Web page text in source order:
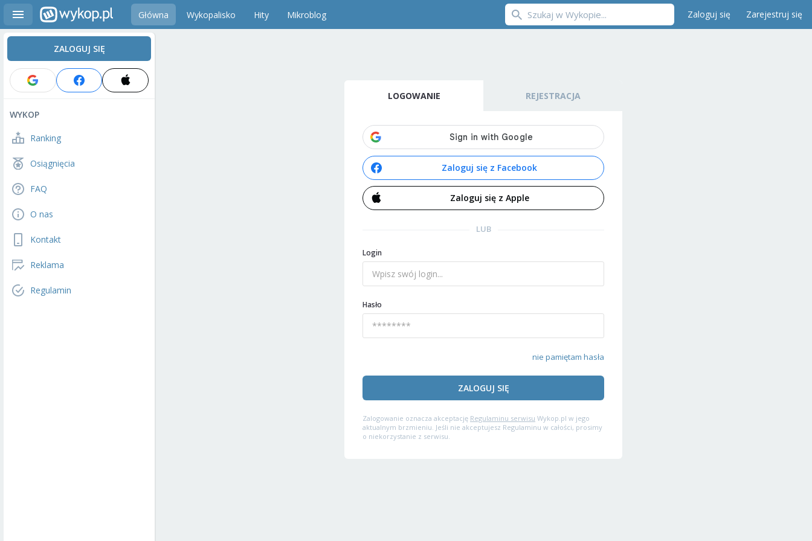
Główna Wykopalisko Hity Mikroblog Zaloguj się Zarejestruj się
ZALOGUJ SIĘ
WYKOP
Ranking
Osiągnięcia
FAQ
O nas
Kontakt
Reklama
Regulamin
LOGOWANIE REJESTRACJA
Zaloguj się z Facebook
Zaloguj się z Apple
LUB
Login
Hasło
nie pamiętam hasła
ZALOGUJ SIĘ
Zalogowanie oznacza akceptację Regulaminu serwisu Wykop.pl w jego
aktualnym brzmieniu. Jeśli nie akceptujesz Regulaminu w całości, prosimy
o niekorzystanie z serwisu.